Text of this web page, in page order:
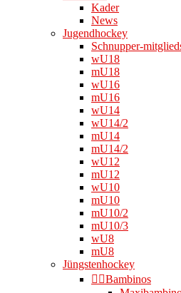
Kader
News
Jugendhockey
Schnupper-
wU18
mU18
wU16
mU16
wU14
wU14/2
mU14
mU14/2
wU12
mU12
wU10
mU10
mU10/2
mU10/3
wU8
mU8
Jüngstenhockey
👉🏻Bambinos